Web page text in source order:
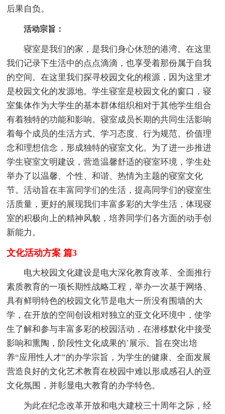
后果自负。
活动宗旨：
寝室是我们的家，是我们身心休憩的港湾。在这里
我们记录下生活中的点点滴滴，也享受着那份属于自我
的空间。在这里我们探寻校园文化的根源，因为这里才
是校园文化的发源地。学生寝室是校园文化的窗口，寝
室集体作为大学生的基本群体组织相对于其他学生组合
有着独特的功能和影响。寝室成员长期的共同生活影响
着每个成员的生活方式、学习态度、行为规范、价值理
念和理想信念，形成独特的寝室文化。为了进一步推进
学生寝室文明建设，营造温馨舒适的寝室环境，学生处
举办了以温馨、个性、和谐、热情为主题的寝室文化
节。活动旨在丰富同学们的生活，提高同学们的寝室生
活质量，更好的展现我们丰富多彩的大学生活，体现寝
室的积极向上的精神风貌，培养同学们各方面的动手创
新能力。
文化活动方案 篇3
电大校园文化建设是电大深化教育改革、全面推行
素质教育的一项长期性战略工程，举办一次基于网络、
具有鲜明特色的校园文化节是电大一所没有围墙的大
学，在开放的空间创设相对独立的亚文化环境中，使学
生了解和参与丰富多彩的校园活动，在潜移默化中接受
影响和熏陶，阶段性文化成果的`展示。旨在突出培
养“应用性人才”的办学宗旨，为学生的健康、全面发展
营造良好的文化艺术教育在校园中难以形成感召人的亚
文化氛围，并彰显电大教育的办学特色。
为此在纪念改革开放和电大建校三十周年之际，经